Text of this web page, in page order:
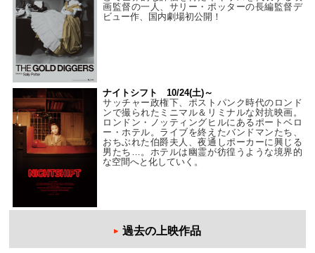
画監督の一人、サリー・ポッターの長編監督デ
ビュー作、国内劇場初公開！
ナイトシフト 10/24(土)～
サッチャー政権下、ポストパンク時代のロンド
ンで撮られたミニマル＆リミナルな対抗映画。
ロンドン・ノッティングヒルにあるポートベロ
ー・ホテル。ライブを終えたバンドマンたち、
おちぶれた伯爵夫人、夜通しポーカーに興じる
男たち…。ホテルは幽霊が彷徨うような境界的
な空間へと化していく。
過去の上映作品